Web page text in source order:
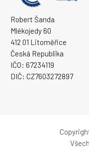
Robert Šanda
Mlékojedy 60
412 01 Litoměřice
Česká Republika
IČO: 67234119
DIČ: CZ7603272897